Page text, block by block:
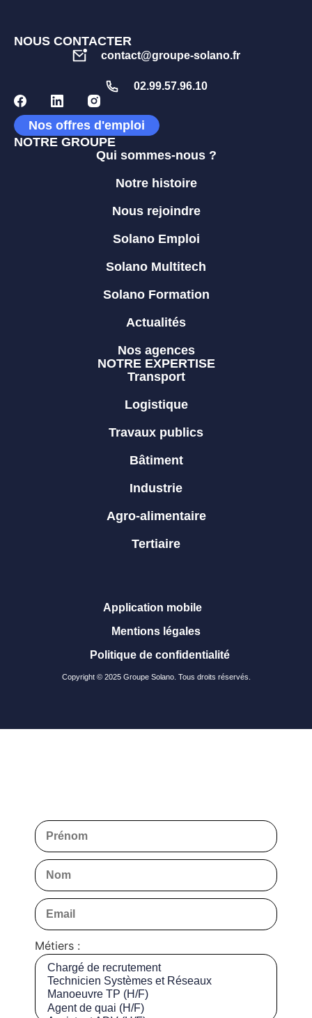
NOUS CONTACTER
contact@groupe-solano.fr
02.99.57.96.10
Nos offres d'emploi
NOTRE GROUPE
Qui sommes-nous ?
Notre histoire
Nous rejoindre
Solano Emploi
Solano Multitech
Solano Formation
Actualités
Nos agences
NOTRE EXPERTISE
Transport
Logistique
Travaux publics
Bâtiment
Industrie
Agro-alimentaire
Tertiaire
Copyright © 2025 Groupe Solano. Tous droits réservés.
Application mobile
Mentions légales
Politique de confidentialité
Métiers :